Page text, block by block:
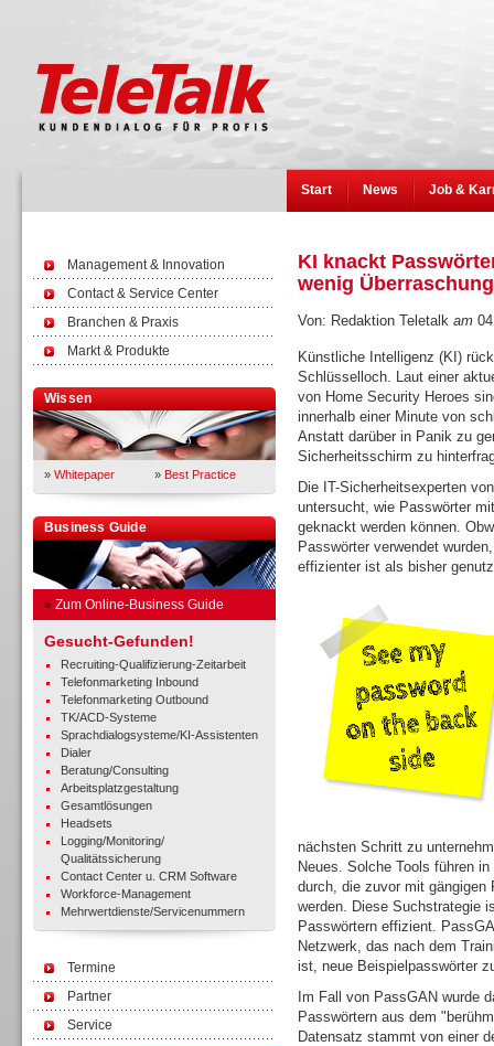
Start News Job &
Management & Innovation
Contact & Service Center
Branchen & Praxis
Markt & Produkte
Wissen
» Whitepaper » Best Practice
Business Guide
» Zum Online-Business Guide
Gesucht-Gefunden!
Recruiting-Qualifizierung-Zeitarbeit
Telefonmarketing Inbound
Telefonmarketing Outbound
TK/ACD-Systeme
Sprachdialogsysteme/KI-Assistenten
Dialer
Beratung/Consulting
Arbeitsplatzgestaltung
Gesamtlösungen
Headsets
Logging/Monitoring/
Qualitätssicherung
Contact Center u. CRM Software
Workforce-Management
Mehrwertdienste/Servicenummern
Termine
Partner
Service
KI knackt
wenig
Von: Redaktion Teletalk am
Künstliche Intelligenz (KI)
Schlüsselloch. Laut einer
von Home Security Heroes
innerhalb einer Minute von
Anstatt darüber in Panik zu
Sicherheitsschirm zu
Die IT-Sicherheitsexperten
untersucht, wie Passwörter
geknackt werden können.
Passwörter verwendet
effizienter ist als bisher
nächsten Schritt zu
Neues. Solche Tools führen
durch, die zuvor mit gängigen
werden. Diese Suchstrategie
Passwörtern effizient.
Netzwerk, das nach dem
ist, neue Beispielpasswörter
Im Fall von PassGAN wurde
Passwörtern aus dem
Datensatz stammt von einer